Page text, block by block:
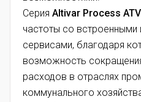
Серия Altivar Process
частоты со встроенными
сервисами, благодаря
возможность
расходов в отраслях
коммунального